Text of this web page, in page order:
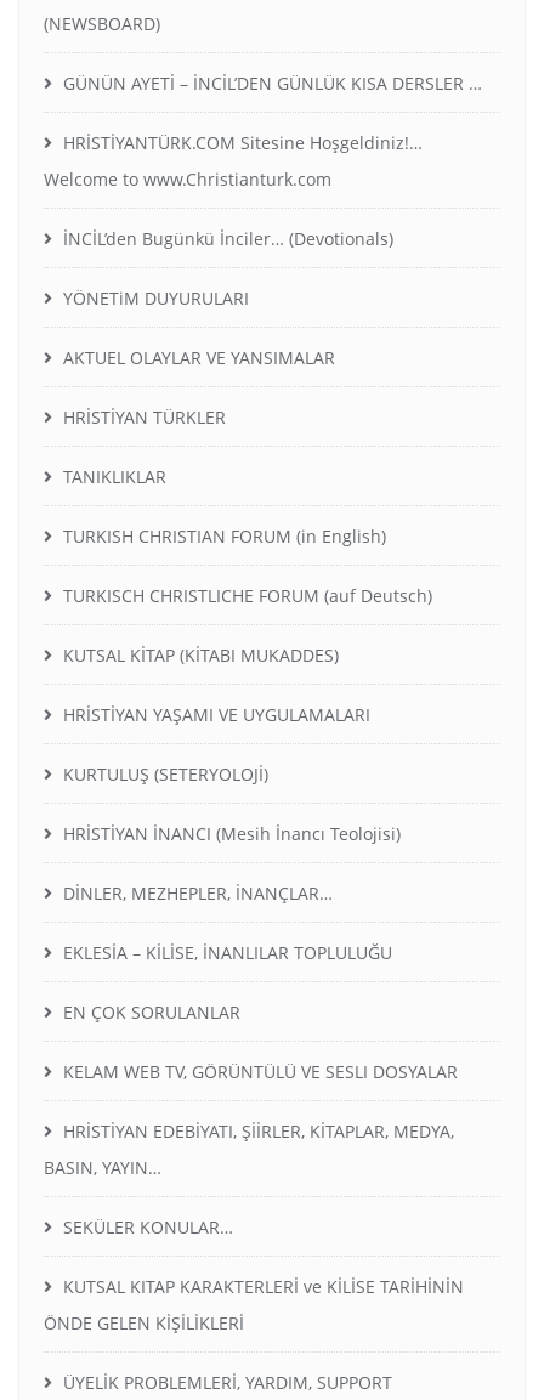
(NEWSBOARD)
GÜNÜN AYETİ – İNCİL’DEN GÜNLÜK KISA DERSLER …
HRİSTİYANTÜRK.COM Sitesine Hoşgeldiniz!…
Welcome to www.Christianturk.com
İNCİL’den Bugünkü İnciler… (Devotionals)
YÖNETiM DUYURULARI
AKTUEL OLAYLAR VE YANSIMALAR
HRİSTİYAN TÜRKLER
TANIKLIKLAR
TURKISH CHRISTIAN FORUM (in English)
TURKISCH CHRISTLICHE FORUM (auf Deutsch)
KUTSAL KİTAP (KİTABI MUKADDES)
HRİSTİYAN YAŞAMI VE UYGULAMALARI
KURTULUŞ (SETERYOLOJİ)
HRİSTİYAN İNANCI (Mesih İnancı Teolojisi)
DİNLER, MEZHEPLER, İNANÇLAR…
EKLESİA – KİLİSE, İNANLILAR TOPLULUĞU
EN ÇOK SORULANLAR
KELAM WEB TV, GÖRÜNTÜLÜ VE SESLI DOSYALAR
HRİSTİYAN EDEBİYATI, ŞİİRLER, KİTAPLAR, MEDYA,
BASIN, YAYIN…
SEKÜLER KONULAR…
KUTSAL KITAP KARAKTERLERİ ve KİLİSE TARİHİNİN
ÖNDE GELEN KİŞİLİKLERİ
ÜYELİK PROBLEMLERİ, YARDIM, SUPPORT